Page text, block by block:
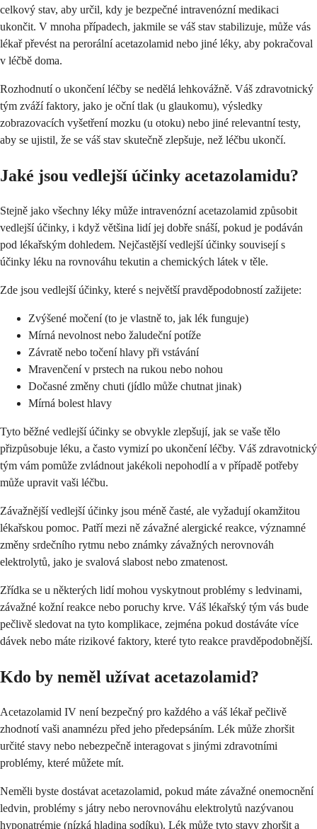
celkový stav, aby určil, kdy je bezpečné intravenózní medikaci
ukončit. V mnoha případech, jakmile se váš stav stabilizuje, může vás
lékař převést na perorální acetazolamid nebo jiné léky, aby pokračoval
v léčbě doma.
Rozhodnutí o ukončení léčby se nedělá lehkovážně. Váš zdravotnický
tým zváží faktory, jako je oční tlak (u glaukomu), výsledky
zobrazovacích vyšetření mozku (u otoku) nebo jiné relevantní testy,
aby se ujistil, že se váš stav skutečně zlepšuje, než léčbu ukončí.
Jaké jsou vedlejší účinky acetazolamidu?
Stejně jako všechny léky může intravenózní acetazolamid způsobit
vedlejší účinky, i když většina lidí jej dobře snáší, pokud je podáván
pod lékařským dohledem. Nejčastější vedlejší účinky souvisejí s
účinky léku na rovnováhu tekutin a chemických látek v těle.
Zde jsou vedlejší účinky, které s největší pravděpodobností zažijete:
Zvýšené močení (to je vlastně to, jak lék funguje)
Mírná nevolnost nebo žaludeční potíže
Závratě nebo točení hlavy při vstávání
Mravenčení v prstech na rukou nebo nohou
Dočasné změny chuti (jídlo může chutnat jinak)
Mírná bolest hlavy
Tyto běžné vedlejší účinky se obvykle zlepšují, jak se vaše tělo
přizpůsobuje léku, a často vymizí po ukončení léčby. Váš zdravotnický
tým vám pomůže zvládnout jakékoli nepohodlí a v případě potřeby
může upravit vaši léčbu.
Závažnější vedlejší účinky jsou méně časté, ale vyžadují okamžitou
lékařskou pomoc. Patří mezi ně závažné alergické reakce, významné
změny srdečního rytmu nebo známky závažných nerovnováh
elektrolytů, jako je svalová slabost nebo zmatenost.
Zřídka se u některých lidí mohou vyskytnout problémy s ledvinami,
závažné kožní reakce nebo poruchy krve. Váš lékařský tým vás bude
pečlivě sledovat na tyto komplikace, zejména pokud dostáváte více
dávek nebo máte rizikové faktory, které tyto reakce pravděpodobnější.
Kdo by neměl užívat acetazolamid?
Acetazolamid IV není bezpečný pro každého a váš lékař pečlivě
zhodnotí vaši anamnézu před jeho předepsáním. Lék může zhoršit
určité stavy nebo nebezpečně interagovat s jinými zdravotními
problémy, které můžete mít.
Neměli byste dostávat acetazolamid, pokud máte závažné onemocnění
ledvin, problémy s játry nebo nerovnováhu elektrolytů nazývanou
hyponatrémie (nízká hladina sodíku). Lék může tyto stavy zhoršit a